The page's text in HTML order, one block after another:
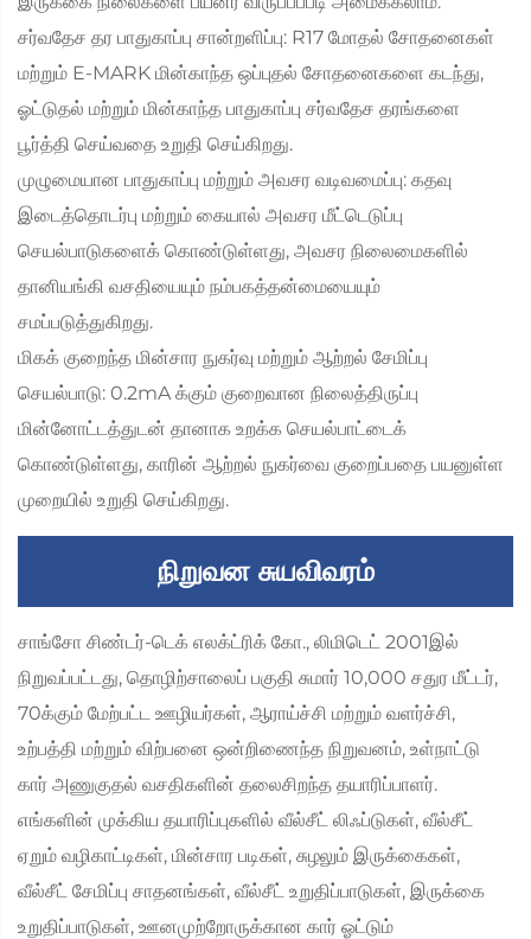
சர்வதேச தர பாதுகாப்பு சான்றளிப்பு: R17 மோதல் சோதனைகள்
மற்றும் E-MARK மின்காந்த ஒப்புதல் சோதனைகளை கடந்து,
ஓட்டுதல் மற்றும் மின்காந்த பாதுகாப்பு சர்வதேச தரங்களை
பூர்த்தி செய்வதை உறுதி செய்கிறது.
முழுமையான பாதுகாப்பு மற்றும் அவசர வடிவமைப்பு: கதவு
இடைத்தொடர்பு மற்றும் கையால் அவசர மீட்டெடுப்பு
செயல்பாடுகளைக் கொண்டுள்ளது, அவசர நிலைமைகளில்
தானியங்கி வசதியையும் நம்பகத்தன்மையையும்
சமப்படுத்துகிறது.
மிகக் குறைந்த மின்சார நுகர்வு மற்றும் ஆற்றல் சேமிப்பு
செயல்பாடு: 0.2mA க்கும் குறைவான நிலைத்திருப்பு
மின்னோட்டத்துடன் தானாக உறக்க செயல்பாட்டைக்
கொண்டுள்ளது, காரின் ஆற்றல் நுகர்வை குறைப்பதை பயனுள்ள
முறையில் உறுதி செய்கிறது.
நிறுவன சுயவிவரம்
சாங்சோ சிண்டர்-டெக் எலக்ட்ரிக் கோ., லிமிடெட் 2001இல்
நிறுவப்பட்டது, தொழிற்சாலைப் பகுதி சுமார் 10,000 சதுர மீட்டர்,
70க்கும் மேற்பட்ட ஊழியர்கள், ஆராய்ச்சி மற்றும் வளர்ச்சி,
உற்பத்தி மற்றும் விற்பனை ஒன்றிணைந்த நிறுவனம், உள்நாட்டு
கார் அணுகுதல் வசதிகளின் தலைசிறந்த தயாரிப்பாளர்.
எங்களின் முக்கிய தயாரிப்புகளில் வீல்சீட் லிஃப்டுகள், வீல்சீட்
ஏறும் வழிகாட்டிகள், மின்சார படிகள், சுழலும் இருக்கைகள்,
வீல்சீட் சேமிப்பு சாதனங்கள், வீல்சீட் உறுதிப்பாடுகள், இருக்கை
உறுதிப்பாடுகள், ஊனமுற்றோருக்கான கார் ஓட்டும்